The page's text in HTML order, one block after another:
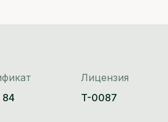
84
Лицензия
T-0087